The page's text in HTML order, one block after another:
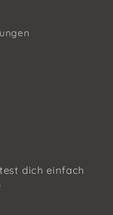
dich einfach